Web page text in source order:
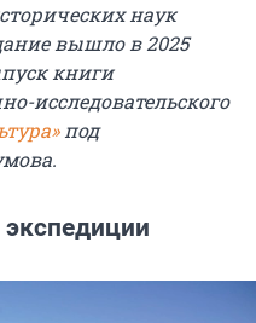
наук
вышло в 2025
книги
исследовательского
под